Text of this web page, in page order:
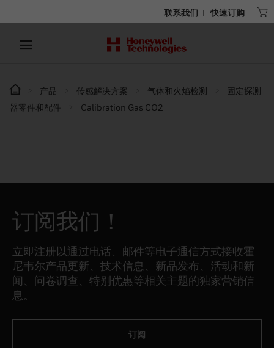
联系我们 快速订购
产品 传感解决方案 气体和火焰检测
固定探测
器零件和配件
Calibration Gas CO2
订阅我们！
立即注册以通过电话、邮件等电子通信方式接收霍
尼韦尔产品更新、技术信息、新品发布、活动和新
闻、问卷调查、特别优惠等相关主题的独家营销信
息。
订阅